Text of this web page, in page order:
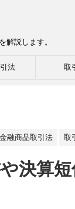
解説します。
法 取
金融商品取引法 取
決算